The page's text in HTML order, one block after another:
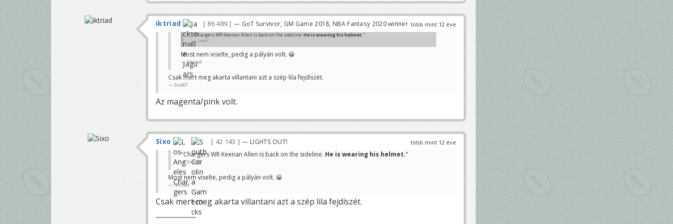
több mint 12 éve
iktriad 86 489 — GoT Survivor, GM Game 2018, NBA Fantasy 2020 winner
"Chargers WR Keenan Allen is back on the sideline.He is wearing his helmet."
Sixo67
Most nem viselte, pedig a pályán volt. 😀
iktriad
Csak mert meg akarta villantani azt a szép lila fejdíszét.
Sixo67
Az magenta/pink volt.
több mint 12 éve
Sixo 42 143 — LIGHTS OUT!
"Chargers WR Keenan Allen is back on the sideline. He is wearing his helmet."
Sixo67
Most nem viselte, pedig a pályán volt. 😀
iktriad
Csak mert meg akarta villantani azt a szép lila fejdíszét.